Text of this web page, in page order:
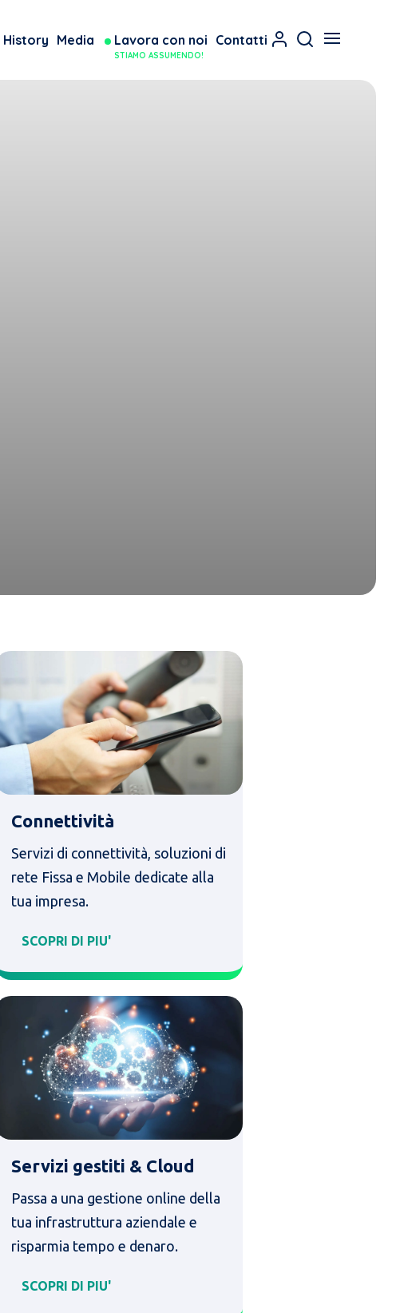
History Media Lavora con noi Contatti
Connettività
Servizi di connettività, soluzioni di
rete Fissa e Mobile dedicate alla
tua impresa.
SCOPRI DI PIU'
Servizi gestiti & Cloud
Passa a una gestione online della
tua infrastruttura aziendale e
risparmia tempo e denaro.
SCOPRI DI PIU'